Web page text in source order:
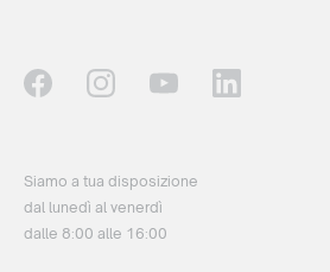
Siamo a tua disposizione
dal lunedì al venerdì
dalle 8:00 alle 16:00